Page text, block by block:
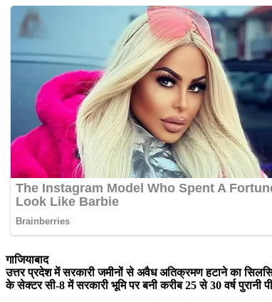
गाजियाबाद
उत्तर प्रदेश में सरकारी जमीनों से अवैध अतिक्रमण हटाने का
के सेक्टर सी-8 में सरकारी भूमि पर बनी करीब 25 से 30 वर्ष पुरानी